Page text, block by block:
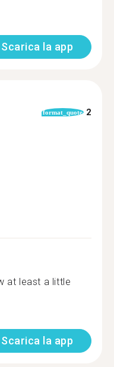
Scarica la app
format_quote 2
at least a little
Scarica la app